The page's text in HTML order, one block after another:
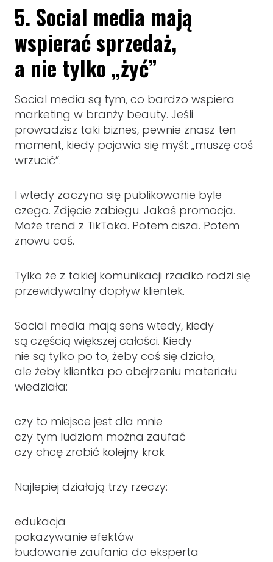
5. Social media mają
wspierać sprzedaż,
a nie tylko „żyć”
Social media są tym, co bardzo wspiera
marketing w branży beauty. Jeśli
prowadzisz taki biznes, pewnie znasz ten
moment, kiedy pojawia się myśl: „muszę coś
wrzucić”.
I wtedy zaczyna się publikowanie byle
czego. Zdjęcie zabiegu. Jakaś promocja.
Może trend z TikToka. Potem cisza. Potem
znowu coś.
Tylko że z takiej komunikacji rzadko rodzi się
przewidywalny dopływ klientek.
Social media mają sens wtedy, kiedy
są częścią większej całości. Kiedy
nie są tylko po to, żeby coś się działo,
ale żeby klientka po obejrzeniu materiału
wiedziała:
czy to miejsce jest dla mnie
czy tym ludziom można zaufać
czy chcę zrobić kolejny krok
Najlepiej działają trzy rzeczy:
edukacja
pokazywanie efektów
budowanie zaufania do eksperta